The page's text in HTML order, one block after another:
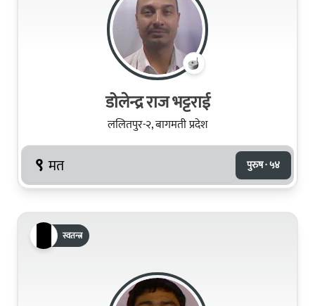
डोलेन्द्र राज भट्टराई
ललितपुर-२, बागमती प्रदेश
९ मत पुरुष · ५४
स्वतन्त्र